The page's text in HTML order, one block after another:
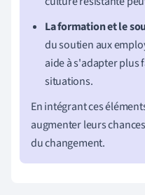
La formation et le
du soutien aux
aide à s'adapter plus
situations.
En intégrant ces
augmenter leurs
du changement.